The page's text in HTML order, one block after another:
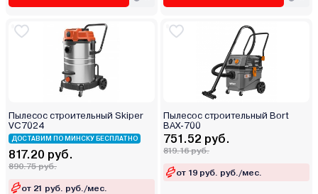
Пылесос строительный Skiper
VC7024
ДОСТАВИМ ПО МИНСКУ БЕСПЛАТНО
817.20 руб.
890.75 руб.
от 21 руб. руб./мес.
Пылесос строительный Bort
BAX-700
751.52 руб.
819.16 руб.
от 19 руб. руб./мес.